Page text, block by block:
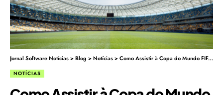
Jornal Software Notícias>Blog >Notícias>Como Assistir à Copa do Mundo FIFA 2024?
NOTÍCIAS